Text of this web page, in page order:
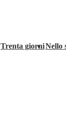
Trenta giorniNello